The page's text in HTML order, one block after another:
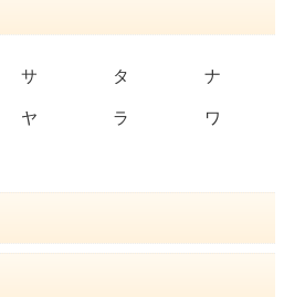
サ タ ナ
ヤ ラ ワ